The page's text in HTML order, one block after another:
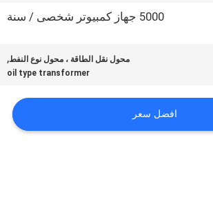
5000 جهاز كمبيوتر شخصى / سنة
محول نقل الطاقة ، محول نوع النفط,
oil type transformer
افضل سعر